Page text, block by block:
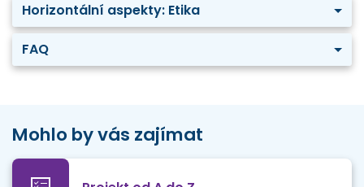
Horizontální aspekty: Etika
FAQ
Mohlo by vás zajímat